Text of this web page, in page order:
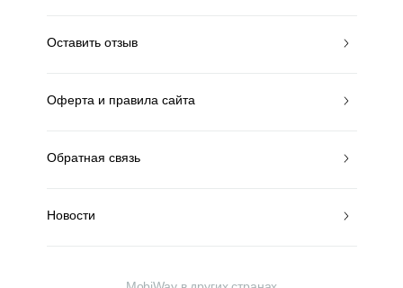
Оставить отзыв
Оферта и правила сайта
Обратная связь
Новости